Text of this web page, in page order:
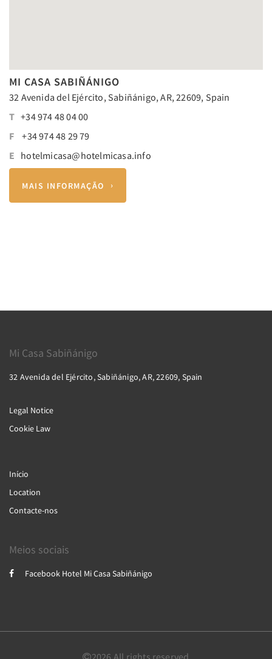
MI CASA SABIÑÁNIGO
32 Avenida del Ejército, Sabiñánigo, AR, 22609, Spain
T +34 974 48 04 00
F
+34 974 48 29 79
E hotelmicasa@hotelmicasa.info
MAIS INFORMAÇÃO
Mi Casa Sabiñánigo
32 Avenida del Ejército, Sabiñánigo, AR, 22609, Spain
Legal Notice
Cookie Law
Início
Location
Contacte-nos
Meios sociais
Facebook Hotel Mi Casa Sabiñánigo
2026 All rights reserved